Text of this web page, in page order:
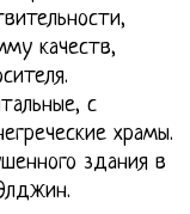
качеств,
с
храмы.
здания в